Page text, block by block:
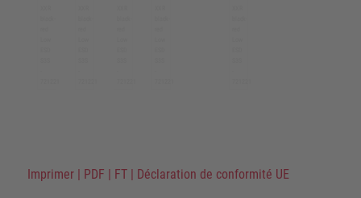
Imprimer | PDF | FT | Déclaration de conformité UE